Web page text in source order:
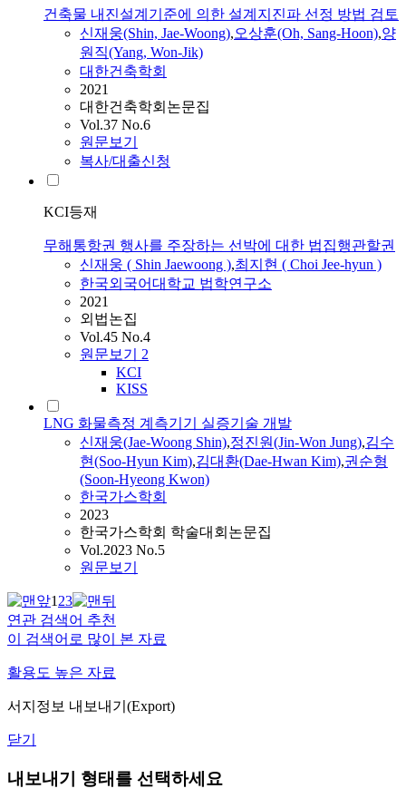
건축물 내진설계기준에 의한 설계지진파 선정 방법 검토
신재웅(Shin, Jae-Woong),오상훈(Oh, Sang-Hoon),양
원직(Yang, Won-Jik)
대한건축학회
2021
대한건축학회논문집
Vol.37 No.6
원문보기
복사/대출신청
KCI등재
무해통항권 행사를 주장하는 선박에 대한 법집행관할권
신재웅 ( Shin Jaewoong ),최지현 ( Choi Jee-hyun )
한국외국어대학교 법학연구소
2021
외법논집
Vol.45 No.4
원문보기 2
KCI
KISS
LNG 화물측정 계측기기 실증기술 개발
신재웅(Jae-Woong Shin),정진원(Jin-Won Jung),김수
현(Soo-Hyun Kim),김대환(Dae-Hwan Kim),권순형
(Soon-Hyeong Kwon)
한국가스학회
2023
한국가스학회 학술대회논문집
Vol.2023 No.5
원문보기
123
연관 검색어 추천
이 검색어로 많이 본 자료
활용도 높은 자료
서지정보 내보내기(Export)
닫기
내보내기 형태를 선택하세요